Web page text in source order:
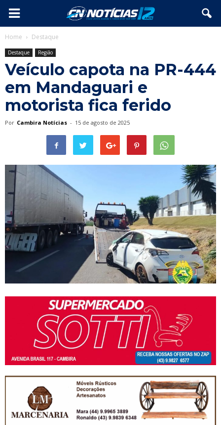
Home Destaque
Destaque Região
Veículo capota na PR-444
em Mandaguari e
motorista fica ferido
Por Cambira Notícias - 15 de agosto de 2025